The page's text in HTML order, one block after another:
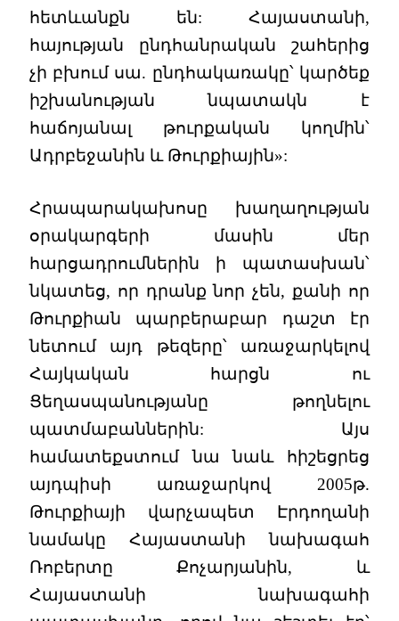
հետևանքն են: Հայաստանի,
հայության ընդհանրական շահերից
չի բխում սա. ընդհակառակը՝ կարծեք
իշխանության նպատակն է
հաճոյանալ թուրքական կողմին՝
Ադրբեջանին և Թուրքիային»:
Հրապարակախոսը խաղաղության
օրակարգերի մասին մեր
հարցադրումներին ի պատասխան՝
նկատեց, որ դրանք նոր չեն, քանի որ
Թուրքիան պարբերաբար դաշտ էր
նետում այդ թեզերը՝ առաջարկելով
Հայկական հարցն ու
Ցեղասպանությանը թողնելու
պատմաբաններին: Այս
համատեքստում նա նաև հիշեցրեց
այդպիսի առաջարկով 2005թ.
Թուրքիայի վարչապետ Էրդողանի
նամակը Հայաստանի նախագահ
Ռոբերտը Քոչարյանին, և
Հայաստանի նախագահի